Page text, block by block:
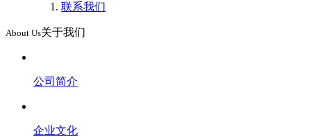
联系我们
About Us关于我们
公司简介
企业文化